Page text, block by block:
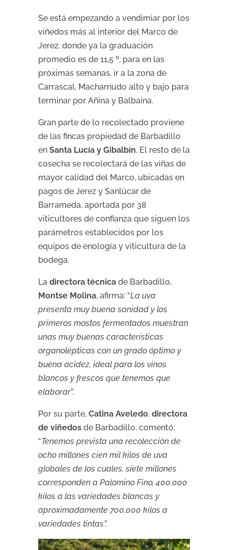
Se está empezando a vendimiar por los
viñedos más al interior del Marco de
Jerez, donde ya la graduación
promedio es de 11,5 º, para en las
próximas semanas, ir a la zona de
Carrascal, Macharnudo alto y bajo para
terminar por Añina y Balbaina.
Gran parte de lo recolectado proviene
de las fincas propiedad de Barbadillo
en Santa Lucía y Gibalbín. El resto de la
cosecha se recolectará de las viñas de
mayor calidad del Marco, ubicadas en
pagos de Jerez y Sanlúcar de
Barrameda, aportada por 38
viticultores de confianza que siguen los
parámetros establecidos por los
equipos de enología y viticultura de la
bodega.
La directora técnicade Barbadillo,
Montse Molina, afirma: “La uva
presenta muy buena sanidad y los
primeros mostos fermentados muestran
unas muy buenas características
organolépticas con un grado óptimo y
buena acidez, ideal para los vinos
blancos y frescos que tenemos que
elaborar”.
Por su parte, Catina Aveledo, directora
de viñedosde Barbadillo, comentó:
“Tenemos prevista una recolección de
ocho millones cien mil kilos de uva
globales de los cuales, siete millones
corresponden a Palomino Fino, 400.000
kilos a las variedades blancas y
aproximadamente 700,000 kilos a
variedades tintas”.